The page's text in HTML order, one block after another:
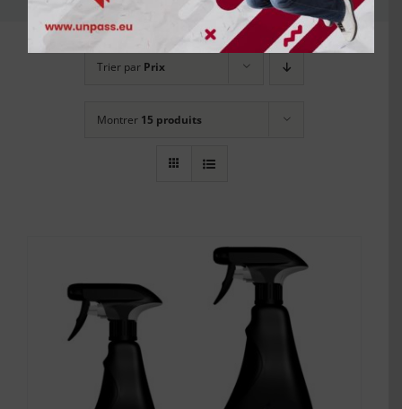
Trier par Prix
Montrer 15 produits